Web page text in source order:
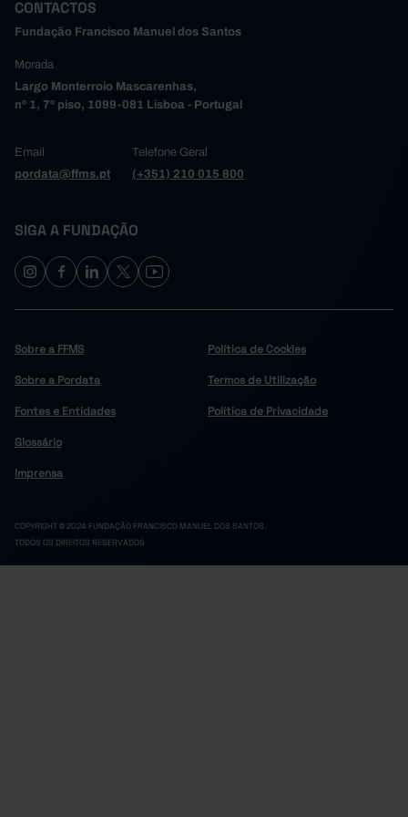
CONTACTOS
Fundação Francisco Manuel dos Santos
Morada
Largo Monterroio Mascarenhas,
nº 1, 7º piso, 1099-081 Lisboa - Portugal
Email
pordata@ffms.pt
Telefone Geral
(+351) 210 015 800
SIGA A FUNDAÇÃO
Sobre a FFMS
Sobre a Pordata
Fontes e Entidades
Glossário
Imprensa
Política de Cookies
Termos de Utilização
Política de Privacidade
COPYRIGHT © 2024 FUNDAÇÃO FRANCISCO MANUEL DOS SANTOS.
TODOS OS DIREITOS RESERVADOS